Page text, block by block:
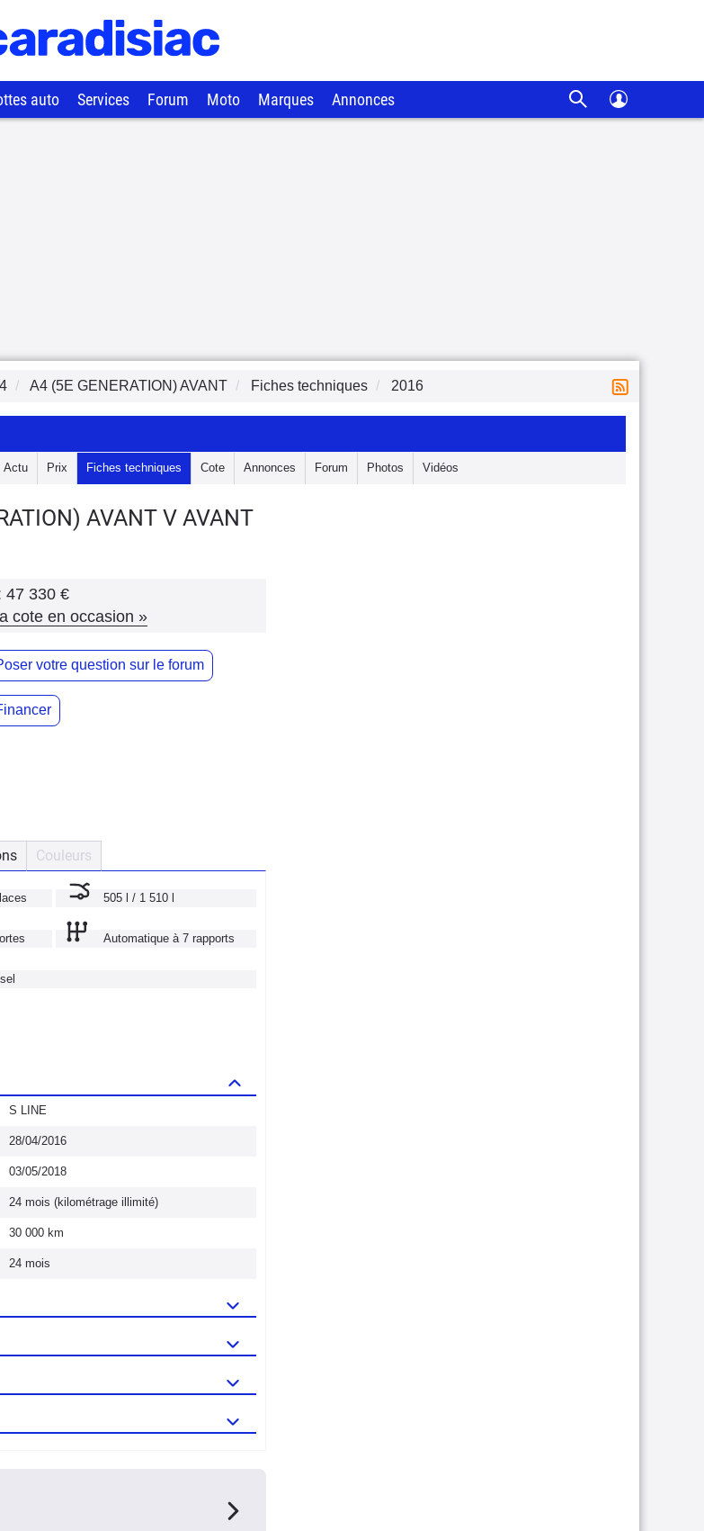
auto Services Forum Moto Marques Annonces
A4 (5E GENERATION) AVANT Fiches techniques 2016
Actu Prix Fiches techniques Cote Annonces Forum Photos Vidéos
AVANT V AVANT
47 330 €
cote en occasion »
votre question sur le forum
Couleurs
505 l / 1 510 l
Automatique à 7 rapports
S LINE
28/04/2016
03/05/2018
24 mois (kilométrage illimité)
30 000 km
24 mois